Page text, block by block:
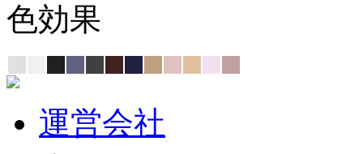
色効果
運営会社